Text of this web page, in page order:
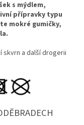
s mýdlem,
přípravky typu
mokré gumičky,
a další drogerii